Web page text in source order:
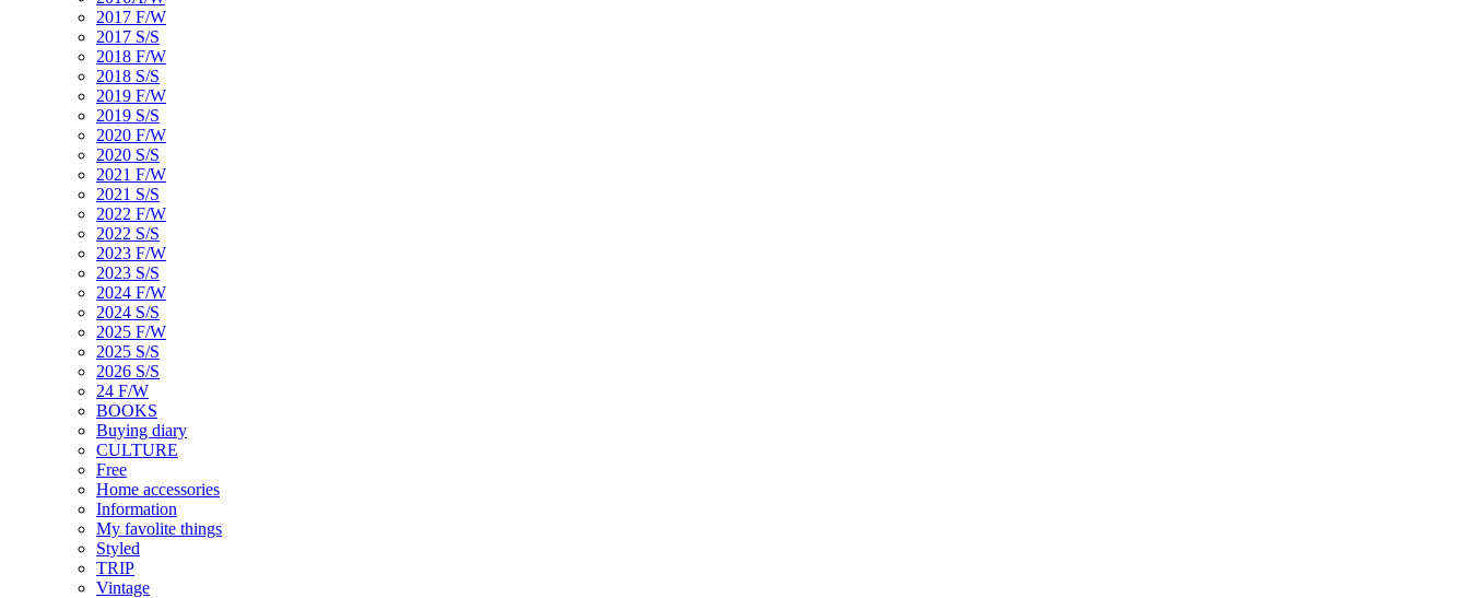
2017 F/W
2017 S/S
2018 F/W
2018 S/S
2019 F/W
2019 S/S
2020 F/W
2020 S/S
2021 F/W
2021 S/S
2022 F/W
2022 S/S
2023 F/W
2023 S/S
2024 F/W
2024 S/S
2025 F/W
2025 S/S
2026 S/S
24 F/W
BOOKS
Buying diary
CULTURE
Free
Home accessories
Information
My favolite things
Styled
TRIP
Vintage